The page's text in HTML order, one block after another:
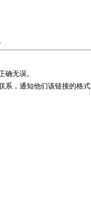
无误。
系，通知他们该链接的格